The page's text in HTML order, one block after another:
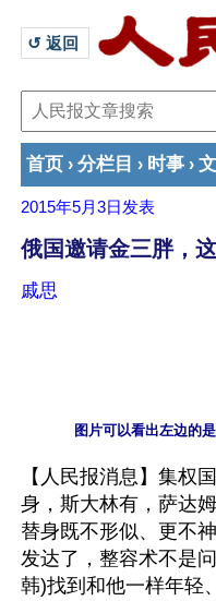
↺ 返回
首页 › 分栏目 › 时事 ›
2015年5月3日 发表
俄国邀请金三胖，
戚思
图片可以看出左边的
【人民报消息】集权
身，斯大林有，萨达
替身既不形似、更不
发达了，整容术不是
韩)找到和他一样年轻